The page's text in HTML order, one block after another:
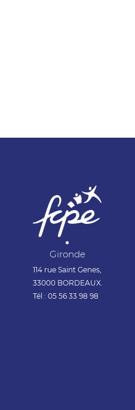
Gironde
114 rue Saint Genes,
33000 BORDEAUX.
Tél : 05 56 33 98 98